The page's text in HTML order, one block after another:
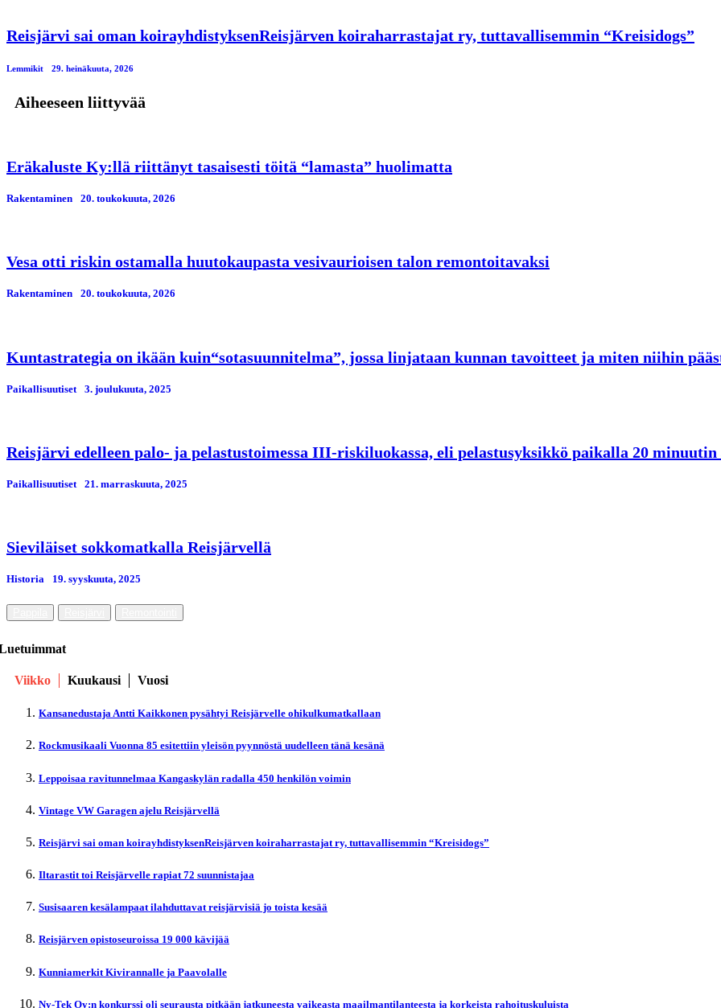
Reisjärvi sai oman koirayhdistyksenReisjärven koiraharrastajat ry, tuttavallisemmin “Kreisidogs”
Lemmikit 29. heinäkuuta, 2026
Aiheeseen liittyvää
Eräkaluste Ky:llä riittänyt tasaisesti töitä “lamasta” huolimatta
Rakentaminen 20. toukokuuta, 2026
Vesa otti riskin ostamalla huutokaupasta vesivaurioisen talon remontoitavaksi
Rakentaminen 20. toukokuuta, 2026
Kuntastrategia on ikään kuin“sotasuunnitelma”, jossa linjataan kunnan tavoitteet ja miten niihin
Paikallisuutiset 3. јoulukuuta, 2025
Reisjärvi edelleen palo- ja pelastustoimessa III-riskiluokassa, eli pelastusyksikkö paikalla 20 minuutin
Paikallisuutiset 21. marraskuuta, 2025
Sieviläiset sokkomatkalla Reisjärvellä
Historia 19. syyskuuta, 2025
Viikko Kuukausi Vuosi
Kansanedustaja Antti Kaikkonen pysähtyi Reisjärvelle ohikulkumatkallaan
Rockmusikaali Vuonna 85 esitettiin yleisön pyynnöstä uudelleen tänä kesänä
Leppoisaa ravitunnelmaa Kangaskylän radalla 450 henkilön voimin
Vintage VW Garagen ajelu Reisjärvellä
Reisjärvi sai oman koirayhdistyksenReisjärven koiraharrastajat ry, tuttavallisemmin “Kreisidogs”
Iltarastit toi Reisjärvelle rapiat 72 suunnistajaa
Susisaaren kesälampaat ilahduttavat reisjärvisiä jo toista kesää
Reisjärven opistoseuroissa 19 000 kävijää
Kunniamerkit Kivirannalle ja Paavolalle
Ny-Tek Oy:n konkurssi oli seurausta pitkään jatkuneesta vaikeasta maailmantilanteesta ja korkeista rahoituskuluista